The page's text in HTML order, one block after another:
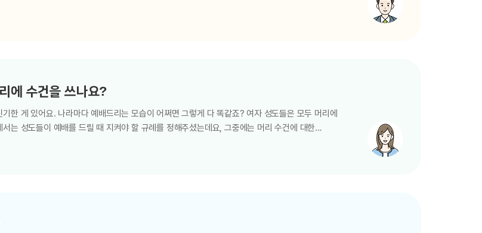
물론이에요. 약 3,500년 전, 처음 유월절이 지켜졌을 때 그런 역사가 있었어요. “너희 어린양은
에 수건을 쓰나요?
한 게 있어요. 나라마다 예배드리는 모습이 어쩌면 그렇게 다 똑같죠? 여자 성도들은 모두 머리에
는 성도들이 예배를 드릴 때 지켜야 할 규례를 정해주셨는데요, 그중에는 머리 수건에 대한
죠. “남자는 하나님의 형상과 영광이니 그 머리에 마땅히 쓰지 않거니와 ⋯” 고전 11장 7절